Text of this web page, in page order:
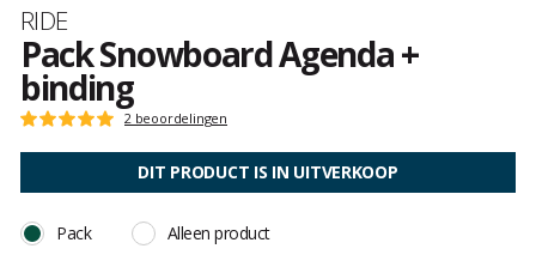
Merk
RIDE
Pack Snowboard Agenda +
binding
Het
Score
:
op
2 beoordelingen
DIT PRODUCT IS IN UITVERKOOP
Pack Alleen product